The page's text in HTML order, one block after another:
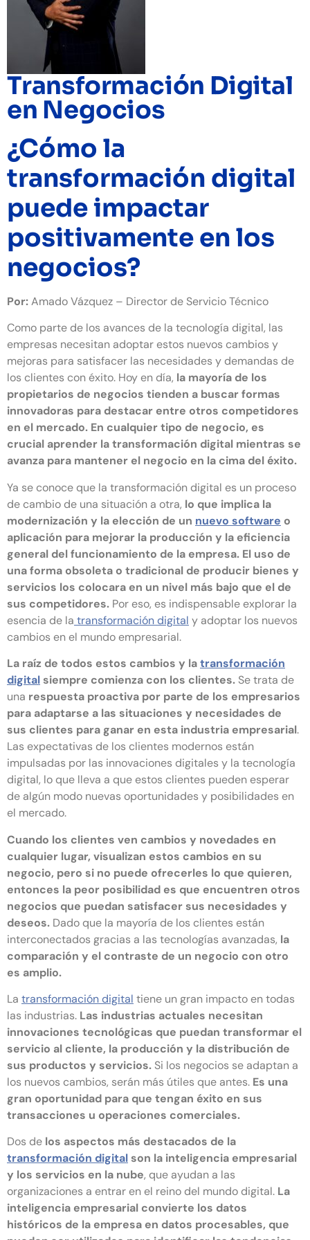
Transformación Digital
en Negocios
¿Cómo la
transformación digital
puede impactar
positivamente en los
negocios?
Por:Amado Vázquez – Director de Servicio Técnico
Como parte de los avances de la tecnología digital, las
empresas necesitan adoptar estos nuevos cambios y
mejoras para satisfacer las necesidades y demandas de
los clientes con éxito. Hoy en día, la mayoría de los
propietarios de negocios tienden a buscar formas
innovadoras para destacar entre otros competidores
en el mercado. En cualquier tipo de negocio, es
crucial aprender la transformación digital mientras se
avanza para mantener el negocio en la cima del éxito.
Ya se conoce que la transformación digital es un proceso
de cambio de una situación a otra, lo que implica la
modernización y la elección de un nuevo software o
aplicación para mejorar la producción y la eficiencia
general del funcionamiento de la empresa. El uso de
una forma obsoleta o tradicional de producir bienes y
servicios los colocara en un nivel más bajo que el de
sus competidores. Por eso, es indispensable explorar la
esencia de la transformación digital y adoptar los nuevos
cambios en el mundo empresarial.
La raíz de todos estos cambios y latransformación
digital siempre comienza con los clientes. Se trata de
una respuesta proactiva por parte de los empresarios
para adaptarse a las situaciones y necesidades de
sus clientes para ganar en esta industria empresarial.
Las expectativas de los clientes modernos están
impulsadas por las innovaciones digitales y la tecnología
digital, lo que lleva a que estos clientes pueden esperar
de algún modo nuevas oportunidades y posibilidades en
el mercado.
Cuando los clientes ven cambios y novedades en
cualquier lugar, visualizan estos cambios en su
negocio, pero si no puede ofrecerles lo que quieren,
entonces la peor posibilidad es que encuentren otros
negocios que puedan satisfacer sus necesidades y
deseos. Dado que la mayoría de los clientes están
interconectados gracias a las tecnologías avanzadas, la
comparación y el contraste de un negocio con otro
es amplio.
La transformación digital tiene un gran impacto en todas
las industrias. Las industrias actuales necesitan
innovaciones tecnológicas que puedan transformar el
servicio al cliente, la producción y la distribución de
sus productos y servicios. Si los negocios se adaptan a
los nuevos cambios, serán más útiles que antes. Es una
gran oportunidad para que tengan éxito en sus
transacciones u operaciones comerciales.
Dos de los aspectos más destacados de la
transformación digital son la inteligencia empresarial
y los servicios en la nube, que ayudan a las
organizaciones a entrar en el reino del mundo digital. La
inteligencia empresarial convierte los datos
históricos de la empresa en datos procesables, que